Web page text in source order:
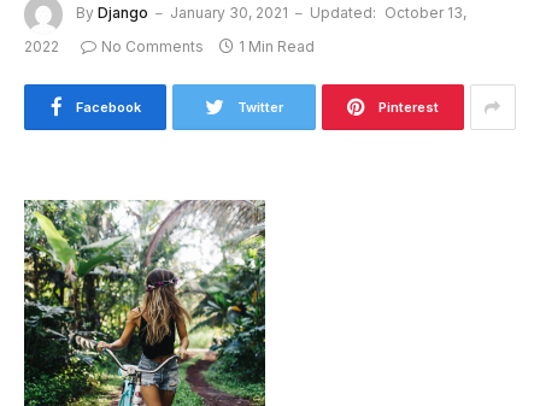
By Django January 30, 2021 Updated: October 13,
2022
No Comments 1 Min Read
Facebook Twitter Pinterest